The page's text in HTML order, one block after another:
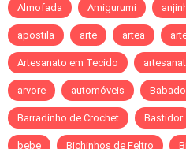
Almofada Amigurumi
apostila arte artea
Artesanato em Tecido
arvore automóveis
Barradinho de Crochet Bastidor
bebe Bichinhos de Feltro